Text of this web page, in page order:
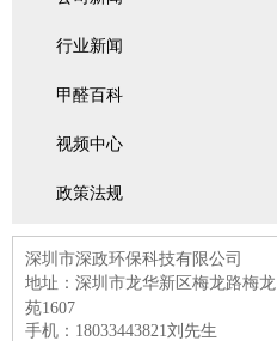
行业新闻
甲醛百科
视频中心
政策法规
深圳市深政环保科技有限公司
地址：深圳市龙华新区梅龙路梅龙
苑1607
手机：18033443821刘先生